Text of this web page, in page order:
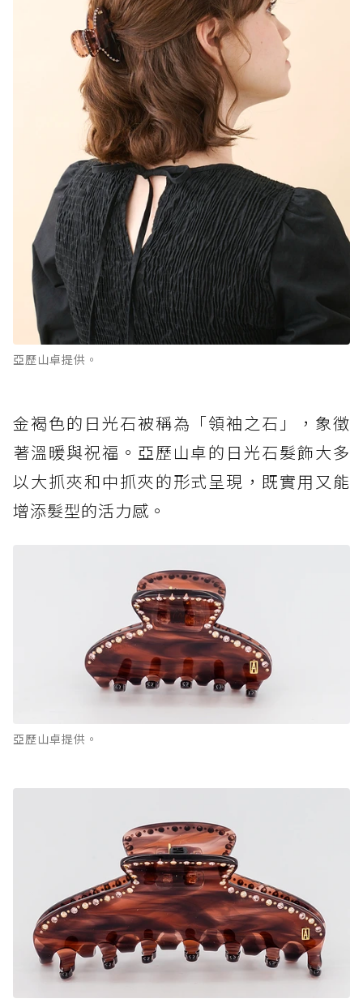
亞歷山卓提供。
金褐色的日光石被稱為「領袖之石」，象徵
著溫暖與祝福。亞歷山卓的日光石髮飾大多
以大抓夾和中抓夾的形式呈現，既實用又能
增添髮型的活力感。
亞歷山卓提供。